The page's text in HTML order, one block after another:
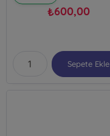
₺600,00
Sepete Ekle